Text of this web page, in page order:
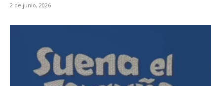
2 de junio, 2026